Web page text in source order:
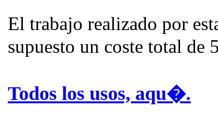
El trabajo realizado por
supuesto un coste total de
Todos los usos, aqu�.